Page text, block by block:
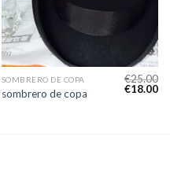
SOMBRERO DE COPA
sombrero de copa
€25.00
€18.00